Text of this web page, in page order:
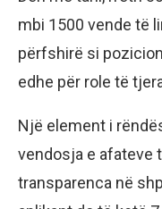
mbi 1500 vende të
përfshirë si
edhe për role të
Një element i
vendosja e afateve
transparenca në